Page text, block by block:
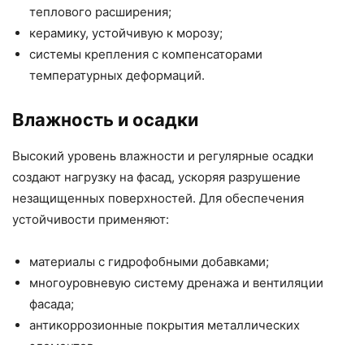
теплового расширения;
керамику, устойчивую к морозу;
системы крепления с компенсаторами
температурных деформаций.
Влажность и осадки
Высокий уровень влажности и регулярные осадки
создают нагрузку на фасад, ускоряя разрушение
незащищенных поверхностей. Для обеспечения
устойчивости применяют:
материалы с гидрофобными добавками;
многоуровневую систему дренажа и вентиляции
фасада;
антикоррозионные покрытия металлических